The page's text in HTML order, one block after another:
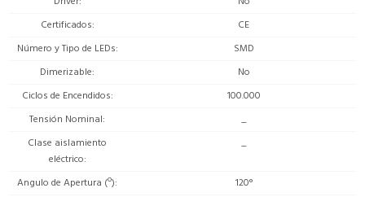
Certificados
CE
Número y Tipo de LEDs
SMD
Dimerizable
No
Ciclos de Encendidos
100.000
Tensión Nominal
_
Clase aislamiento
eléctrico
_
Angulo de Apertura (º)
120°